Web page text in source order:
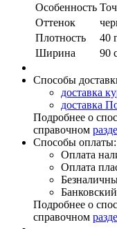
Особенность
Оттенок
Плотность
40
Ширина
90
Способы
доставка
доставка
Подробнее о
справочном
Способы оплаты:
Оплата
Оплата
Подробнее о
справочном